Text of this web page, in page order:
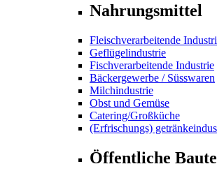
Nahrungsmittel
Fleischverarbeitende
Geflügelindustrie
Fischverarbeitende Industrie
Bäckergewerbe / Süsswaren
Milchindustrie
Obst und Gemüse
Catering/Großküche
(Erfrischungs)
Öffentliche